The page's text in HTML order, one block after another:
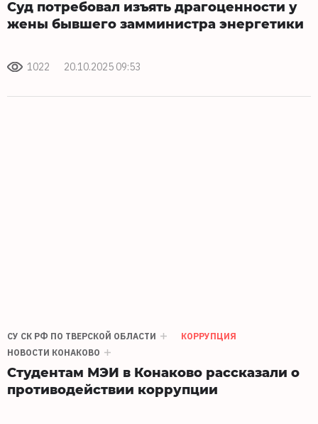
Суд потребовал изъять драгоценности у
жены бывшего замминистра энергетики
1022 20.10.2025 09:53
СУ СК РФ ПО ТВЕРСКОЙ ОБЛАСТИ
КОРРУПЦИЯ
НОВОСТИ КОНАКОВО
Студентам МЭИ в Конаково рассказали о
противодействии коррупции